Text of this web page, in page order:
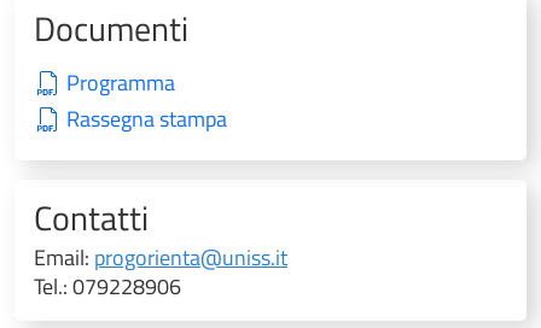
Documenti
Programma
Rassegna stampa
Contatti
Email: progorienta@uniss.it
Tel.: 079228906